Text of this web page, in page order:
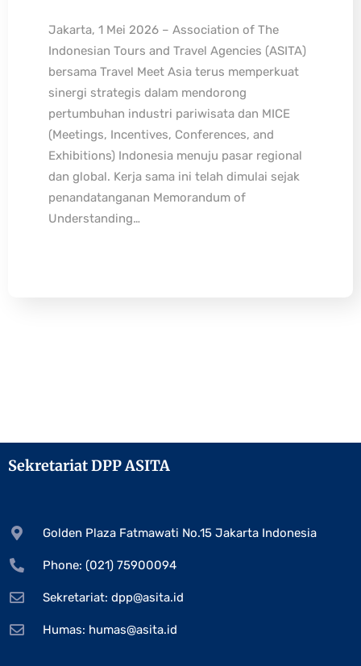
Jakarta, 1 Mei 2026 – Association of The
Indonesian Tours and Travel Agencies (ASITA)
bersama Travel Meet Asia terus memperkuat
sinergi strategis dalam mendorong
pertumbuhan industri pariwisata dan MICE
(Meetings, Incentives, Conferences, and
Exhibitions) Indonesia menuju pasar regional
dan global. Kerja sama ini telah dimulai sejak
penandatanganan Memorandum of
Understanding…
Sekretariat DPP ASITA
Golden Plaza Fatmawati No.15 Jakarta Indonesia
Phone: (021) 75900094
Sekretariat: dpp@asita.id
Humas: humas@asita.id